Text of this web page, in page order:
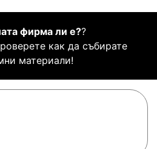
фирма ли е??
как да събирате
материали!